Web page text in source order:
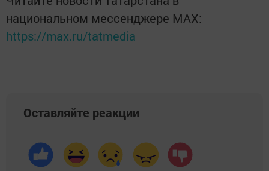
национальном мессенджере MАХ:
https://max.ru/tatmedia
Оставляйте реакции